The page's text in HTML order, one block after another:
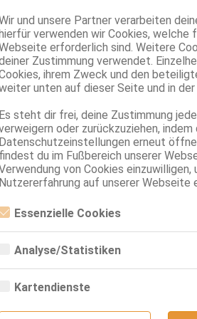
und unsere Partner verarbeiten
verwenden wir Cookies, welche
erforderlich sind. Weitere
Zustimmung verwendet.
ihrem Zweck und den
unten auf dieser Seite und in der
Es steht dir frei, deine Zustimmung
oder zurückzuziehen, indem
Datenschutzeinstellungen erneut
findest du im Fußbereich unserer
von Cookies
Nutzererfahrung auf unserer Webseite
Essenzielle Cookies
Cookies sind alle notwendigen
werden. Die Webseite kann ohne diese
Analyse/Statistiken
bzw. Statistikcookies sind Cookies,
Zugriffsstatistiken dienen. Sie helfen den
anonym gesammelt und
Kartendienste
69, Franz b. Ihr, BV, MFF, Schmu.,
Köln
Gabi
41 Jahre, 85C, KF 36/38, 1.70m,
ZK, 69, GF6, BV, Schmu., Kuscheln,
Köln
Linda - Wieder da
55 Jahre, 80C, KF 38, 1.70m,
ZK, 69, GF6, DT, NSa, Franz b. Ihr, BV
Natascha Nox - Domina
dominant